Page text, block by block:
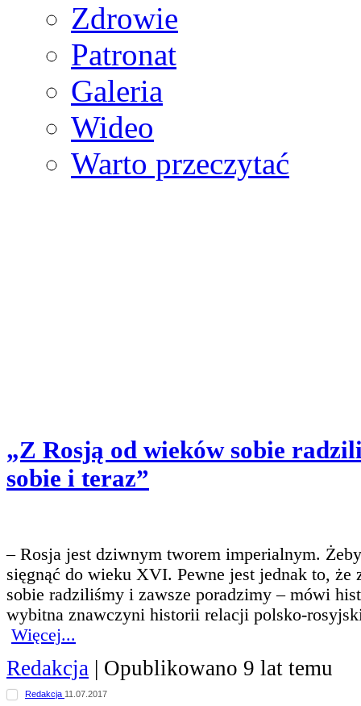
Zdrowie
Patronat
Galeria
Wideo
Warto przeczytać
„Z Rosją od wieków sobie
sobie i teraz”
– Rosja jest dziwnym tworem imperialnym.
sięgnąć do wieku XVI. Pewne jest jednak to, że
sobie radziliśmy i zawsze poradzimy – mówi
wybitna znawczyni historii relacji polsko-
Więcej...
Redakcja | Opublikowano 9 lat temu
Redakcja 11.07.2017